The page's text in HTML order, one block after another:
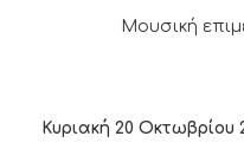
Μουσική
Κυριακή 20 Οκτωβρίου